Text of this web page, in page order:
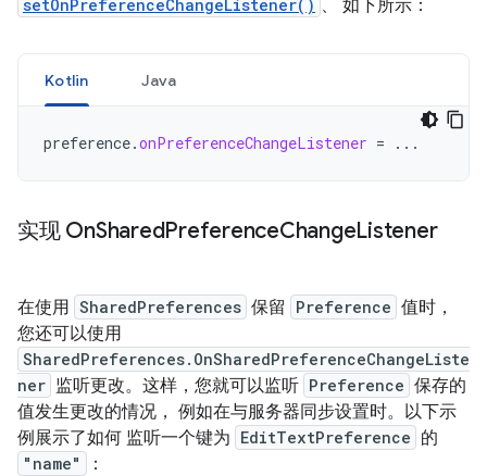
setOnPreferenceChangeListener() 、 如下所示：
Kotlin Java
preference.onPreferenceChangeListener = ...
实现 OnSharedPreferenceChangeListener
在使用 SharedPreferences 保留 Preference 值时，
您还可以使用
SharedPreferences.OnSharedPreferenceChangeListe
ner 监听更改。这样，您就可以监听 Preference 保存的
值发生更改的情况， 例如在与服务器同步设置时。以下示
例展示了如何 监听一个键为 EditTextPreference 的
"name" ：